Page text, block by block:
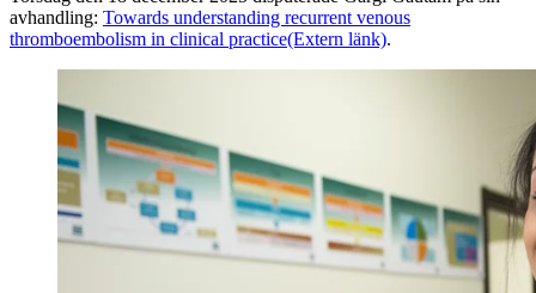
avhandling: Towards understanding recurrent venous
thromboembolism in clinical practice(Extern länk).